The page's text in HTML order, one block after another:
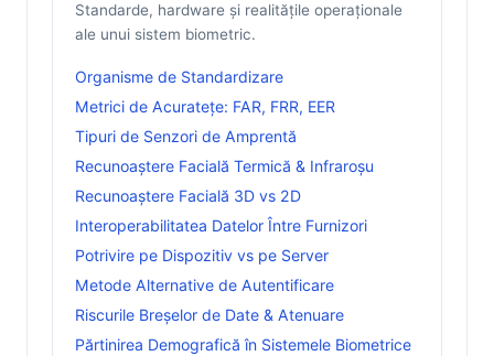
Standarde, hardware și realitățile operaționale
ale unui sistem biometric.
Organisme de Standardizare
Metrici de Acuratețe: FAR, FRR, EER
Tipuri de Senzori de Amprentă
Recunoaștere Facială Termică & Infraroșu
Recunoaștere Facială 3D vs 2D
Interoperabilitatea Datelor Între Furnizori
Potrivire pe Dispozitiv vs pe Server
Metode Alternative de Autentificare
Riscurile Breșelor de Date & Atenuare
Părtinirea Demografică în Sistemele Biometrice